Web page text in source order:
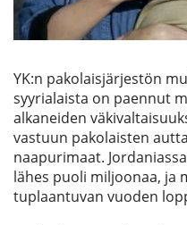
YK:n pakolaisjärjestön
syyrialaista on paennut
alkaneiden
vastuun pakolaisten
naapurimaat.
lähes puoli miljoonaa, ja
tuplaantuvan vuoden